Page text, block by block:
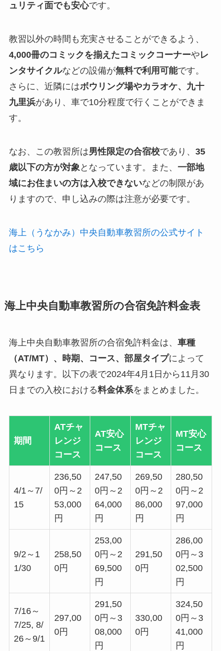
ュリティ面でも安心です。
教習以外の時間も充実させることができるよう、
4,000冊のコミックを揃えたコミックコーナーやレ
ンタサイクルなどの設備が無料で利用可能です。
さらに、近隣にはボウリング場やカラオケ、九十
九里浜があり、車で10分程度で行くことができま
す。
なお、この教習所は男性限定の合宿校であり、 35
歳以下の方が対象となっています。また、 一部地
域にお住まいの方は入校できないなどの制限があ
りますので、申し込みの際は注意が必要です。
海上（うなかみ）中央自動車教習所の公式サイト
はこちら
海上中央自動車教習所の合宿免許料金表
海上中央自動車教習所の合宿免許料金は、 車種
（AT/MT）、時期、コース、部屋タイプによって
異なります。以下の表で2024年4月1日から11月30
日までの入校における料金体系をまとめました。
期間
ATチャ
レンジ
コース
AT安心
コース
MTチャ
レンジ
コース
MT安心
コース
4/1～7/
15
236,50
0円～2
53,000
円
247,50
0円～2
64,000
円
269,50
0円～2
86,000
円
280,50
0円～2
97,000
円
9/2～1
1/30
258,50
0円
253,00
0円～2
69,500
円
291,50
0円
286,00
0円～3
02,500
円
7/16～
7/25, 8/
26～9/1
297,00
0円
291,50
0円～3
08,000
円
330,00
0円
324,50
0円～3
41,000
円